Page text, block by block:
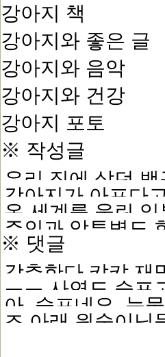
강아지 책
강아지와 좋은 글
강아지와 음악
강아지와 건강
강아지 포토
※ 작성글
우리 집에 살던 백
강아지가 아프다
온 세계를 울린
주인과 암투병도
※ 댓글
강추한다 캬캬.재
ㅠㅠ 사연도 슬프
굿바이, 그곳에서
아, 슬프네요. 눈
다 넘어얄 높은
조 아래 원숭이님